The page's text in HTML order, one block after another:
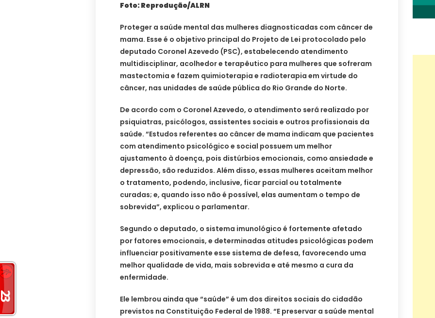
Foto: Reprodução/ALRN
Proteger a saúde mental das mulheres diagnosticadas com câncer de
mama. Esse é o objetivo principal do Projeto de Lei protocolado pelo
deputado Coronel Azevedo (PSC), estabelecendo atendimento
multidisciplinar, acolhedor e terapêutico para mulheres que sofreram
mastectomia e fazem quimioterapia e radioterapia em virtude do
câncer, nas unidades de saúde pública do Rio Grande do Norte.
De acordo com o Coronel Azevedo, o atendimento será realizado por
psiquiatras, psicólogos, assistentes sociais e outros profissionais da
saúde. “Estudos referentes ao câncer de mama indicam que pacientes
com atendimento psicológico e social possuem um melhor
ajustamento à doença, pois distúrbios emocionais, como ansiedade e
depressão, são reduzidos. Além disso, essas mulheres aceitam melhor
o tratamento, podendo, inclusive, ficar parcial ou totalmente
curadas; e, quando isso não é possível, elas aumentam o tempo de
sobrevida”, explicou o parlamentar.
Segundo o deputado, o sistema imunológico é fortemente afetado
por fatores emocionais, e determinadas atitudes psicológicas podem
influenciar positivamente esse sistema de defesa, favorecendo uma
melhor qualidade de vida, mais sobrevida e até mesmo a cura da
enfermidade.
Ele lembrou ainda que “saúde” é um dos direitos sociais do cidadão
previstos na Constituição Federal de 1988. “E preservar a saúde mental